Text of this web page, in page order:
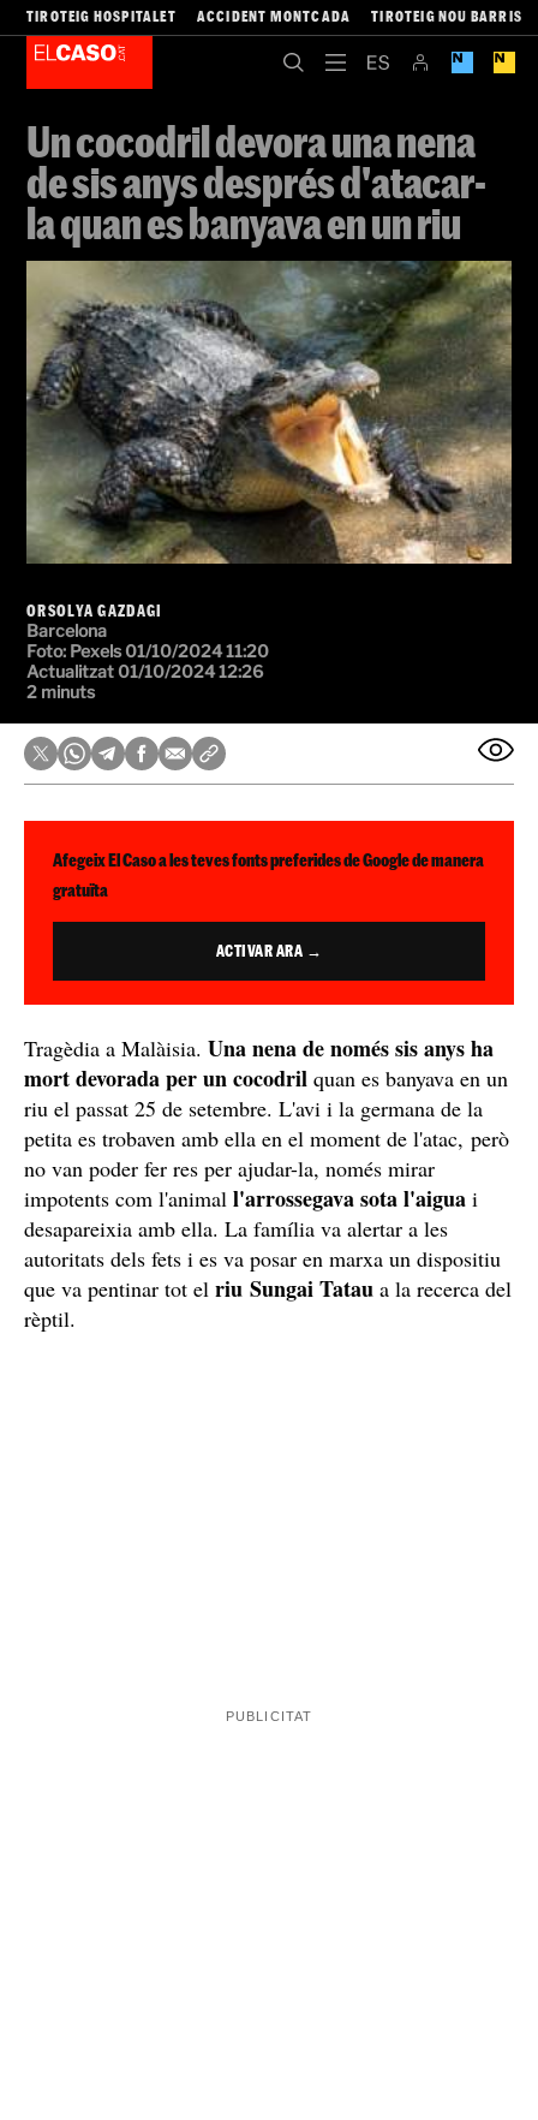
TIROTEIG HOSPITALET ACCIDENT MONTCADA TIROTEIG NOU BARRIS
Un cocodril devora una nena
de sis anys després d'atacar-
la quan es banyava en un riu
ORSOLYA GAZDAGI
Barcelona
Foto: Pexels 01/10/2024 11:20
Actualitzat 01/10/2024 12:26
2 minuts
Afegeix El Caso a les teves fonts preferides de Google de manera
gratuïta
ACTIVAR ARA →
Tragèdia a Malàisia. Una nena de només sis anys ha
mort devorada per un cocodril quan es banyava en un
riu el passat 25 de setembre. L'avi i la germana de la
petita es trobaven amb ella en el moment de l'atac, però
no van poder fer res per ajudar-la, només mirar
impotents com l'animal l'arrossegava sota l'aigua i
desapareixia amb ella. La família va alertar a les
autoritats dels fets i es va posar en marxa un dispositiu
que va pentinar tot el riu Sungai Tatau a la recerca del
rèptil.